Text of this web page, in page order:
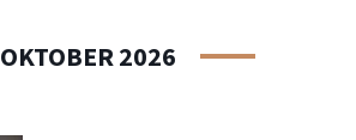
OKTOBER 2026